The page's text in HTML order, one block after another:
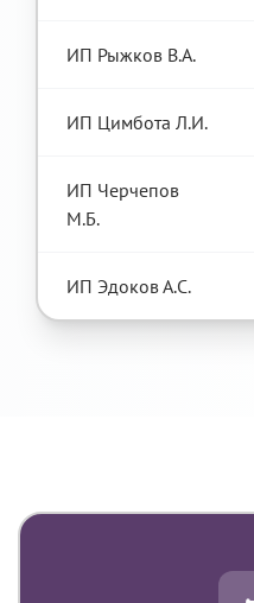
ИП Рыжков В.А.
ИП Цимбота Л.И.
ИП Черчепов
М.Б.
ИП Эдоков А.С.